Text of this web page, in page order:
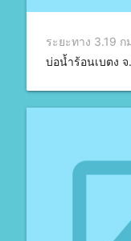
ระยะทาง 3.19 ก
บ่อน้ำร้อนเบตง จ